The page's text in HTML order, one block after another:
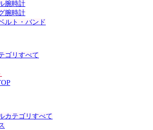
腕時計
腕時計
ルト・バンド
ゴリすべて
カテゴリすべて